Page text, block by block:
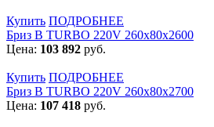
Купить ПОДРОБНЕЕ
Бриз В TURBO 220V 260х80х2600
Цена: 103 892 руб.
Купить ПОДРОБНЕЕ
Бриз В TURBO 220V 260х80х2700
Цена: 107 418 руб.